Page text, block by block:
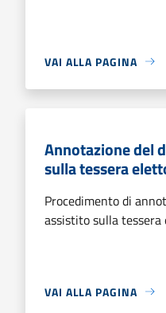
VAI ALLA PAGINA
Annotazione del
sulla tessera
Procedimento di
assistito sulla
VAI ALLA PAGINA